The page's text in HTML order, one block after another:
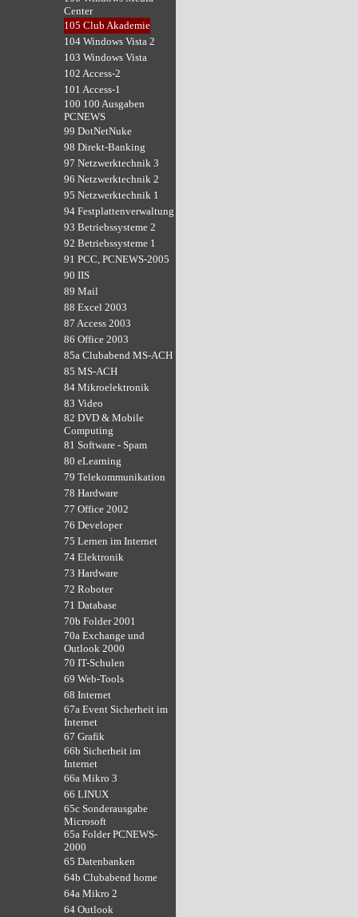
Center
105 Club Akademie
104 Windows Vista 2
103 Windows Vista
102 Access-2
101 Access-1
100 100 Ausgaben
PCNEWS
99 DotNetNuke
98 Direkt-Banking
97 Netzwerktechnik 3
96 Netzwerktechnik 2
95 Netzwerktechnik 1
94 Festplattenverwaltung
93 Betriebssysteme 2
92 Betriebssysteme 1
91 PCC, PCNEWS-2005
90 IIS
89 Mail
88 Excel 2003
87 Access 2003
86 Office 2003
85a Clubabend MS-ACH
85 MS-ACH
84 Mikroelektronik
83 Video
82 DVD & Mobile
Computing
81 Software - Spam
80 eLearning
79 Telekommunikation
78 Hardware
77 Office 2002
76 Developer
75 Lernen im Internet
74 Elektronik
73 Hardware
72 Roboter
71 Database
70b Folder 2001
70a Exchange und
Outlook 2000
70 IT-Schulen
69 Web-Tools
68 Internet
67a Event Sicherheit im
Internet
67 Grafik
66b Sicherheit im
Internet
66a Mikro 3
66 LINUX
65c Sonderausgabe
Microsoft
65a Folder PCNEWS-
2000
65 Datenbanken
64b Clubabend home
64a Mikro 2
64 Outlook